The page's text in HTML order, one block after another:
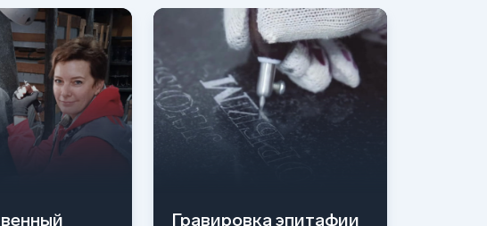
Гравировка эпитафии